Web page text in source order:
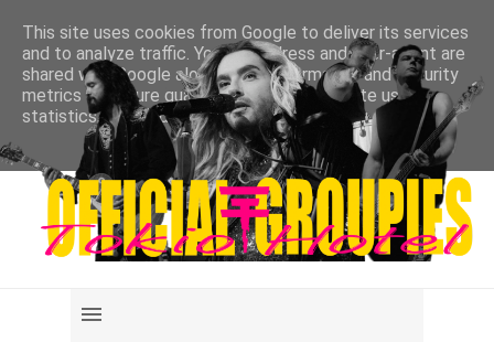
This site uses cookies from Google to deliver its services
and to analyze traffic. Your IP address and user-agent are
shared with Google along with performance and security
metrics to ensure quality of service, generate usage
statistics, and to detect and address abuse.
LEARN MORE GOT IT